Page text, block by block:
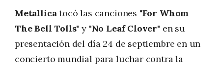
Metallicatocó las canciones "For Whom
The Bell Tolls" y "No Leaf Clover" en su
presentación del día 24 de septiembre en un
concierto mundial para luchar contra la